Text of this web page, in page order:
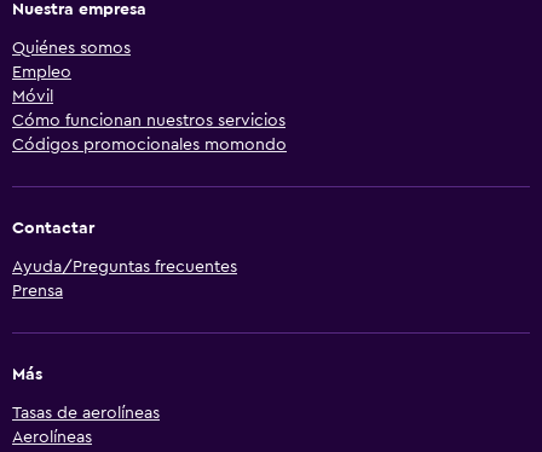
Nuestra empresa
Quiénes somos
Empleo
Móvil
Cómo funcionan nuestros servicios
Códigos promocionales momondo
Contactar
Ayuda/Preguntas frecuentes
Prensa
Más
Tasas de aerolíneas
Aerolíneas